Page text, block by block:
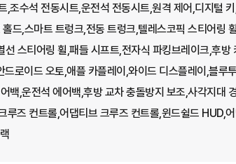
조수석 전동시트,운전석 전동시트,원격 제어,디지털 키
드,스마트 트렁크,전동 트렁크,텔레스코픽 스티어링
스티어링 휠,패들 시프트,전자식 파킹브레이크,후방
로이드 오토,애플 카플레이,와이드 디스플레이,블루
백,운전석 에어백,후방 교차 충돌방지 보조,사각지대
루즈 컨트롤,어댑티브 크루즈 컨트롤,윈드쉴드 HUD,